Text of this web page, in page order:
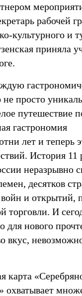
Республика Коми
рабочей
культурного и
приняла
просто
путешествие
гастрономия
лет и теперь
История 11
неразрывно
десятков
и открытий,
торговли. И
для нового
вкус,
карта
охватывает